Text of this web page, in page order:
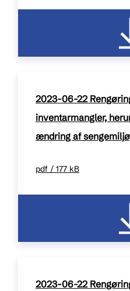
2023-06-22
inventarmangler,
ændring af
pdf / 177 kB
2023-06-22